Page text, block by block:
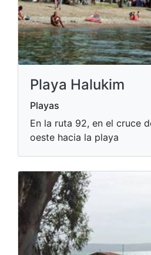
Playa Halukim
Playas
En la ruta 92, en el cruce
oeste hacia la playa